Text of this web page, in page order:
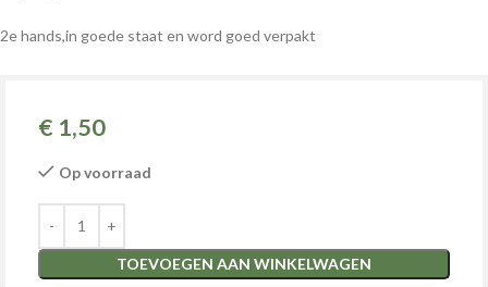
2e hands,in goede staat en word goed verpakt
€ 1,50
Op voorraad
TOEVOEGEN AAN WINKELWAGEN